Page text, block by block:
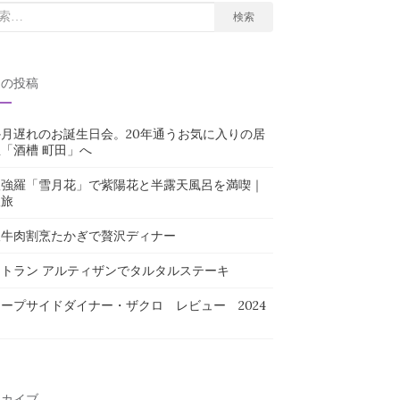
検索
投稿
遅れのお誕生日会。20年通うお気に入りの居
酒槽 町田」へ
羅「雪月花」で紫陽花と半露天風呂を満喫｜
肉割烹たかぎで贅沢ディナー
ラン アルティザンでタルタルステーキ
プサイドダイナー・ザクロ レビュー 2024